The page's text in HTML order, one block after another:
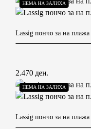
НЕМА НА ЗАЛИХА
Lassig пончо за на плажа
2.470 ден.
НЕМА НА ЗАЛИХА
Lassig пончо за на плажа